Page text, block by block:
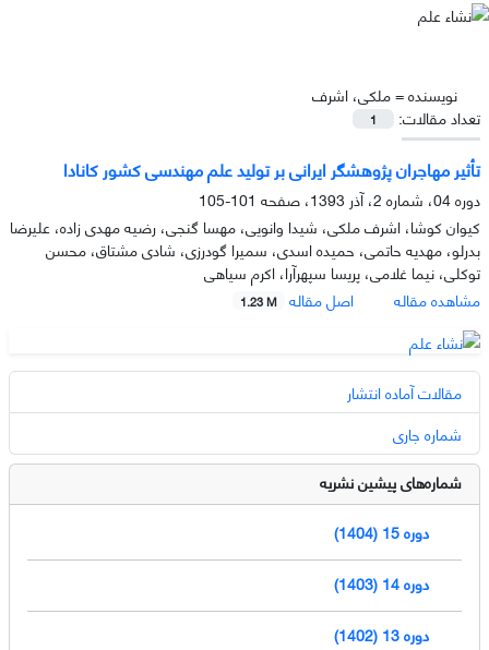
نویسنده =ملکی، اشرف
تعداد مقالات:
1
تأثیر مهاجران پژوهشگر ایرانی بر تولید علم مهندسی کشور کانادا
دوره 04، شماره 2، آذر 1393، صفحه
101-105
کیوان کوشا، اشرف ملکی، شیدا وانویی، مهسا گنجی، رضیه مهدی زاده، علیرضا
بدرلو، مهدیه حاتمی، حمیده اسدی، سمیرا گودرزی، شادی مشتاق، محسن
توکلی، نیما غلامی، پریسا سپهرآرا، اکرم سیاهی
مشاهده مقاله
اصل مقاله 1.23 M
مقالات آماده انتشار
شماره جاری
شماره‌های پیشین نشریه
دوره 15 (1404)
دوره 14 (1403)
دوره 13 (1402)